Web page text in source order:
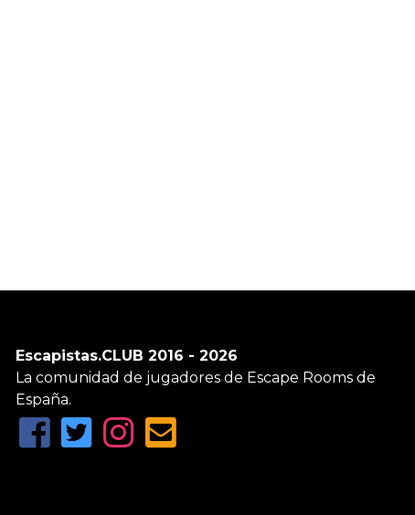
Escapistas.CLUB 2016 - 2026
La comunidad de jugadores de Escape Rooms de
España.